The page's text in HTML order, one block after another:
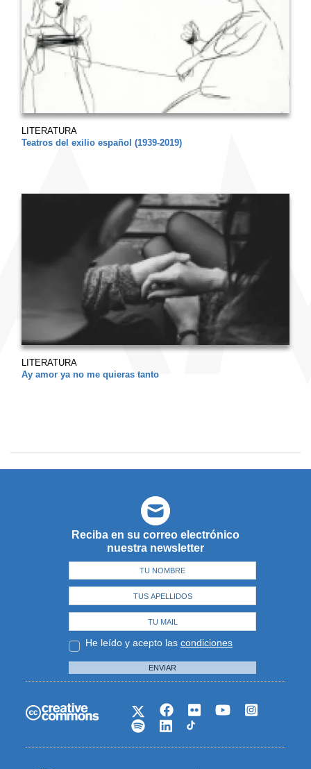
LITERATURA
Teatros del exilio español (1939-2019)
LITERATURA
Ay amor ya no me quieras tanto
Reciba en su correo electrónico
nuestra newsletter
He leído y acepto las condiciones
ENVIAR